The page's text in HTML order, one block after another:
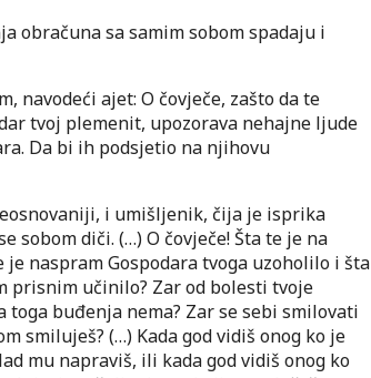
obračuna sa samim sobom spadaju i
navodeći ajet: O čovječe, zašto da te
tvoj plemenit, upozorava nehajne ljude
Da bi ih podsjetio na njihovu
i umišljenik, čija je isprika
sobom diči. (…) O čovječe! Šta te je na
naspram Gospodara tvoga uzoholilo i šta
prisnim učinilo? Zar od bolesti tvoje
toga buđenja nema? Zar se sebi smilovati
smiluješ? (…) Kada god vidiš onog ko je
mu napraviš, ili kada god vidiš onog ko